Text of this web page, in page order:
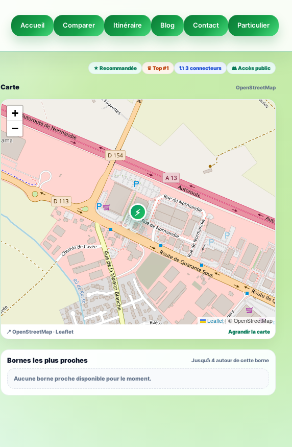
Accueil Comparer Itinéraire Blog Contact Particulier
★ Recommandée ♛ Top #1 🔌 3 connecteurs 👥 Accès public
Carte OpenStreetMap
⚡
+
−
Leaflet |© OpenStreetMap
📍 OpenStreetMap · Leaflet Agrandir la carte
Bornes les plus proches Jusqu’à 4 autour de cette borne
Aucune borne proche disponible pour le moment.